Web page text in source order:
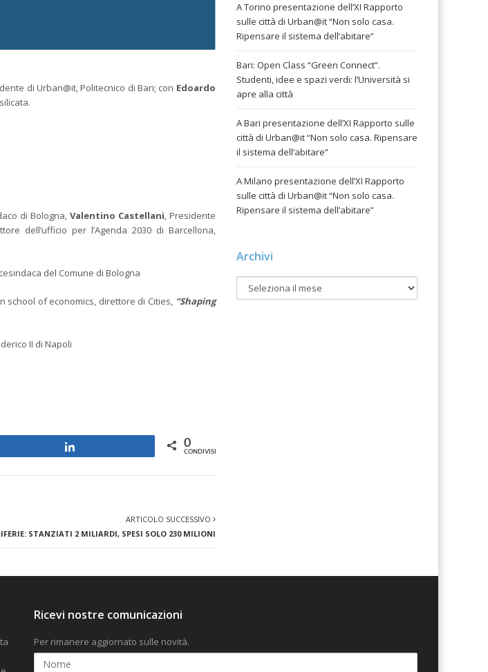
di Urban@it, Politecnico di Bari; con Edoardo
di Bologna, Valentino Castellani, Presidente
dell’ufficio per l’Agenda 2030 di Barcellona,
del Comune di Bologna
school of economics, direttore di Cities, “Shaping
II di Napoli
0
CONDIVISIONI
ARTICOLO SUCCESSIVO
STANZIATI 2 MILIARDI, SPESI SOLO 230 MILIONI
A Torino presentazione dell’XI Rapporto
sulle città di Urban@it “Non solo casa.
Ripensare il sistema dell’abitare”
Bari: Open Class “Green Connect”.
Studenti, idee e spazi verdi: l’Università si
apre alla città
A Bari presentazione dell’XI Rapporto sulle
città di Urban@it “Non solo casa. Ripensare
il sistema dell’abitare”
A Milano presentazione dell’XI Rapporto
sulle città di Urban@it “Non solo casa.
Ripensare il sistema dell’abitare”
Archivi
Ricevi nostre comunicazioni
Per rimanere aggiornato sulle novità.